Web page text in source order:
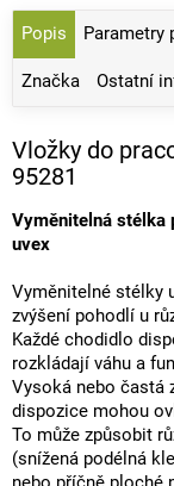
Popis Parametry
Značka Ostatní
Vložky do
95281
Vyměnitelná stélka
uvex
Vyměnitelné stélky
zvýšení pohodlí u
Každé chodidlo
rozkládají váhu a
Vysoká nebo častá
dispozice mohou
To může způsobit
(snížená podélná